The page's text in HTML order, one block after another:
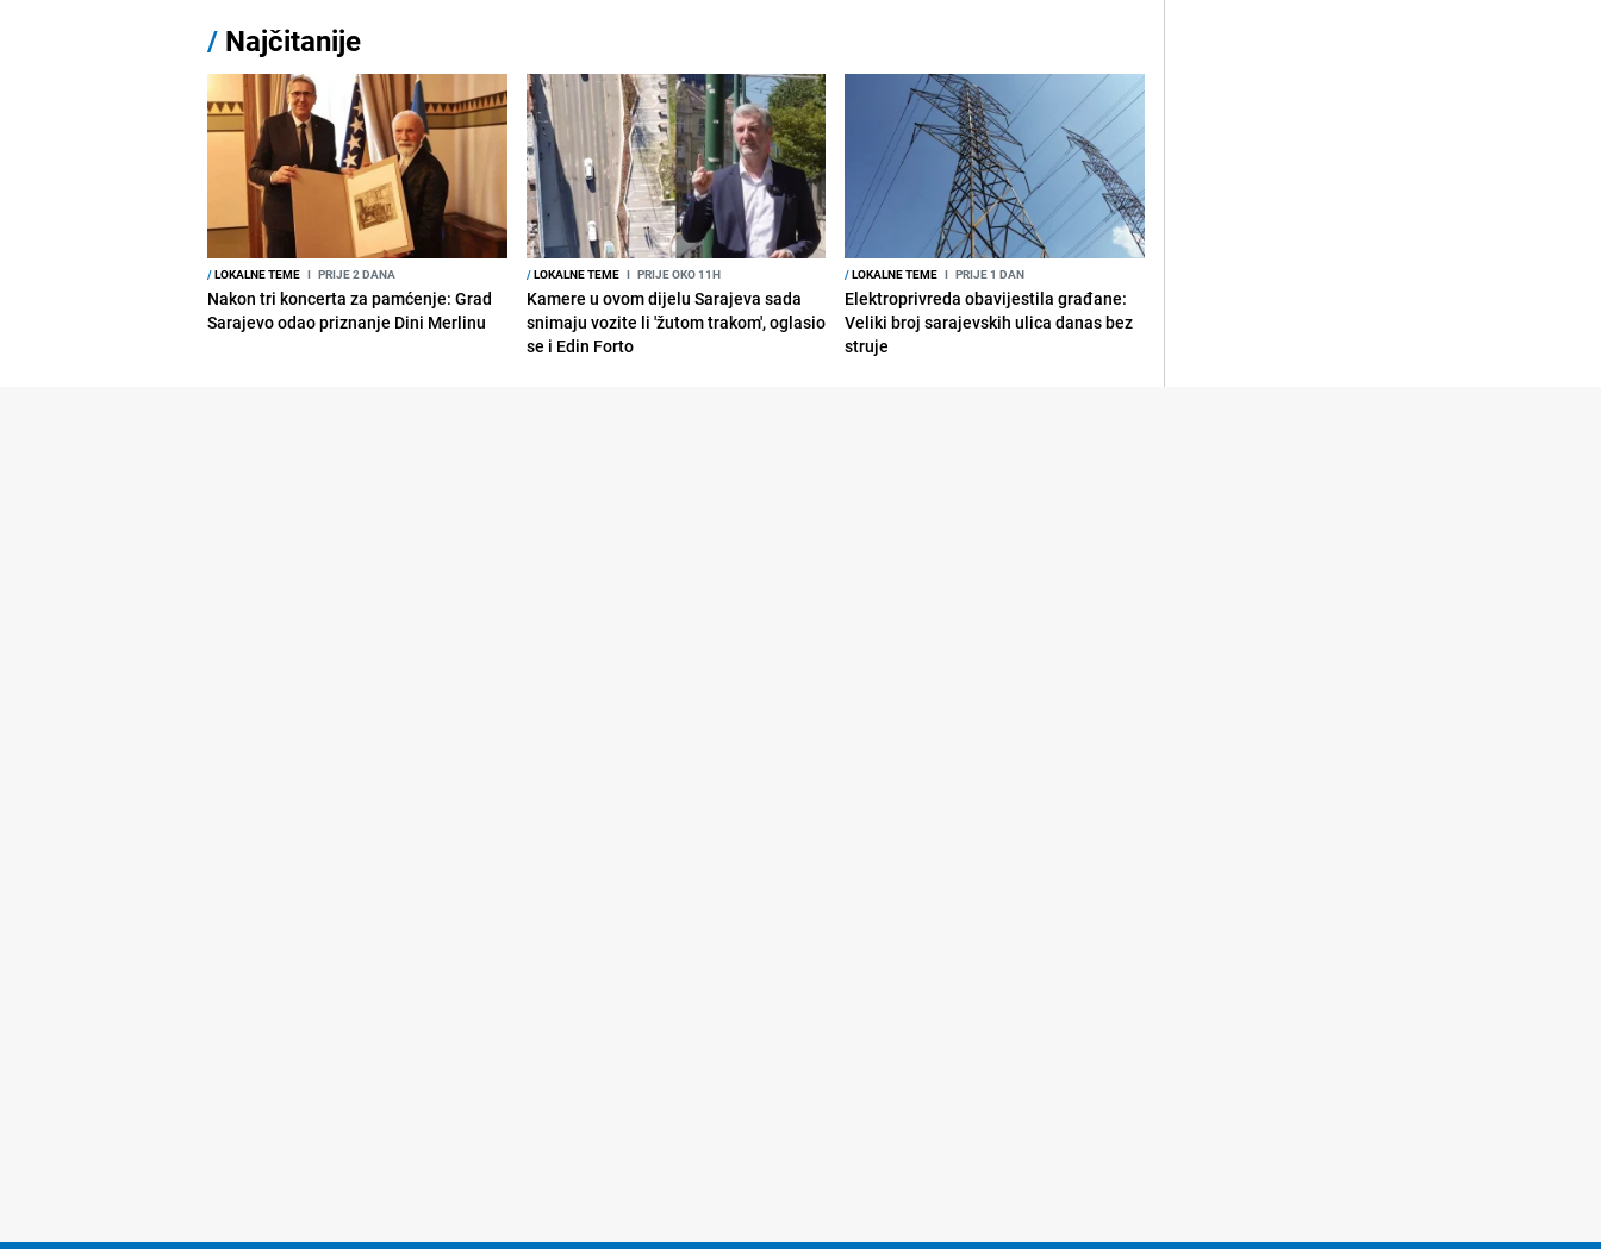
/ Najčitanije
/LOKALNE TEME I PRIJE 2 DANA
Nakon tri koncerta za pamćenje: Grad
Sarajevo odao priznanje Dini Merlinu
/LOKALNE TEME I PRIJE OKO 11H
Kamere u ovom dijelu Sarajeva sada
snimaju vozite li 'žutom trakom', oglasio
se i Edin Forto
/LOKALNE TEME I PRIJE 1 DAN
Elektroprivreda obavijestila građane:
Veliki broj sarajevskih ulica danas bez
struje